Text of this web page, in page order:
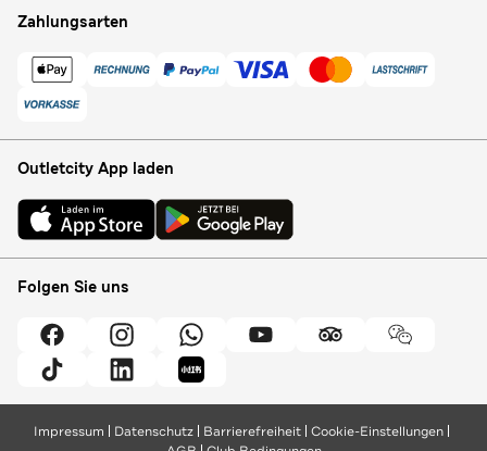
Zahlungsarten
Outletcity App laden
Folgen Sie uns
Impressum Datenschutz Barrierefreiheit Cookie-Einstellungen